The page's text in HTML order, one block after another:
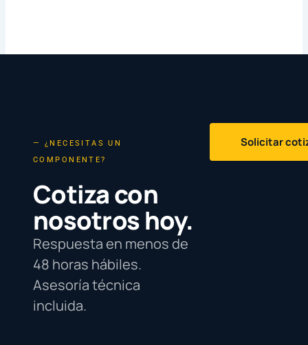
— ¿NECESITAS UN
COMPONENTE?
Cotiza con
nosotros hoy.
Respuesta en menos de
48 horas hábiles.
Asesoría técnica
incluida.
Solicitar